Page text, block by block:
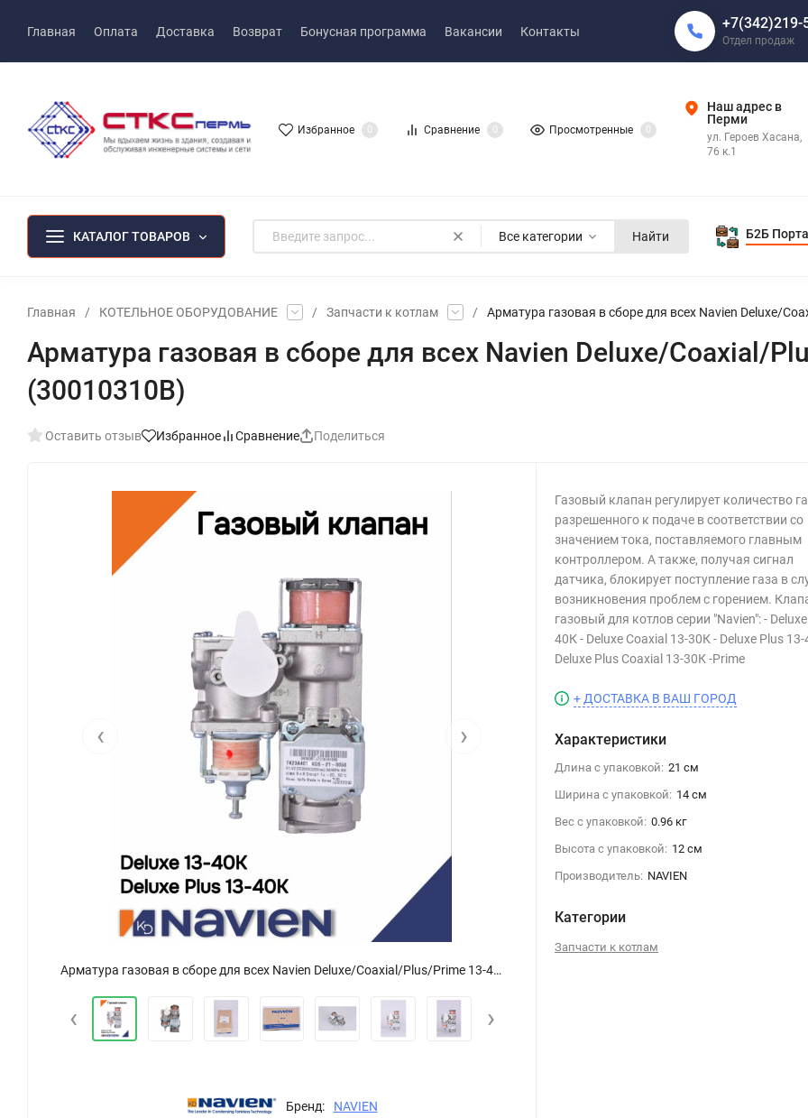
Главная Оплата Доставка Возврат Бонусная программа Вакансии Контакты +7(342)219-
Отдел продаж
Избранное 0 Сравнение 0 Просмотренные 0
Наш адрес в
Перми
ул. Героев Хасана,
76 к.1
КАТАЛОГ ТОВАРОВ Все категории Найти Б2Б
Главная / КОТЕЛЬНОЕ ОБОРУДОВАНИЕ / Запчасти к котлам / Арматура газовая в сборе для всех Navien Deluxe/
Арматура газовая в сборе для всех Navien Deluxe/Coaxial/
(30010310B)
Оставить отзыв Избранное Сравнение Поделиться
Арматура газовая в сборе для всех Navien Deluxe/Coaxial/Plus/Prime 13-40 кВт (30010310B)
‹ ›
‹ ›
Бренд: NAVIEN
Газовый клапан регулирует количество
разрешенного к подаче в соответствии со
значением тока, поставляемого главным
контроллером. А также, получая сигнал
датчика, блокирует поступление газа в
возникновения проблем с горением.
газовый для котлов серии "Navien": -
40К - Deluxe Coaxial 13-30К - Deluxe Plus
Deluxe Plus Coaxial 13-30К -Prime
+ ДОСТАВКА В ВАШ ГОРОД
Характеристики
Длина с упаковкой: 21 см
Ширина с упаковкой: 14 см
Вес с упаковкой: 0.96 кг
Высота с упаковкой: 12 см
Производитель: NAVIEN
Категории
Запчасти к котлам